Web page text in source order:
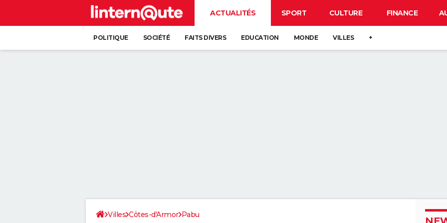
ACTUALITÉS SPORT CULTURE FINANCE
POLITIQUE SOCIÉTÉ FAITS DIVERS EDUCATION MONDE VILLES +
Villes Côtes-d'Armor Pabu